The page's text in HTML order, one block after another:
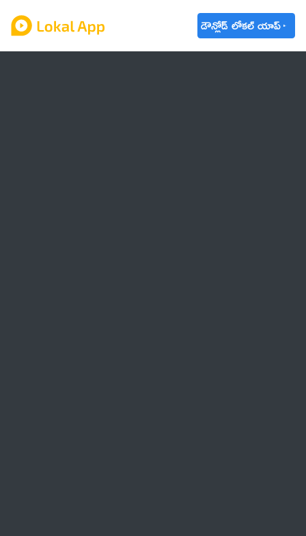
డౌన్లోడ్ లోకల్ యాప్